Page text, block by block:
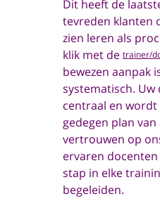
Dit heeft de
tevreden klanten
zien leren als
klik met de trainer/
bewezen aanpak
systematisch.
centraal en wordt
gedegen plan
vertrouwen op
ervaren
stap in elke
begeleiden.